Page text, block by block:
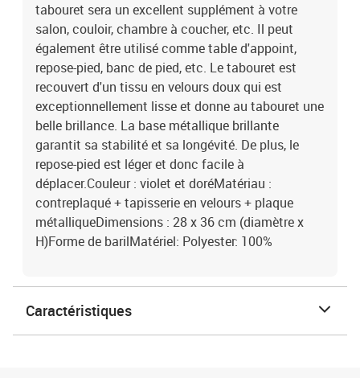
tabouret sera un excellent supplément à votre
salon, couloir, chambre à coucher, etc. Il peut
également être utilisé comme table d'appoint,
repose-pied, banc de pied, etc. Le tabouret est
recouvert d'un tissu en velours doux qui est
exceptionnellement lisse et donne au tabouret une
belle brillance. La base métallique brillante
garantit sa stabilité et sa longévité. De plus, le
repose-pied est léger et donc facile à
déplacer.Couleur : violet et doréMatériau :
contreplaqué + tapisserie en velours + plaque
métalliqueDimensions : 28 x 36 cm (diamètre x
H)Forme de barilMatériel: Polyester: 100%
Caractéristiques